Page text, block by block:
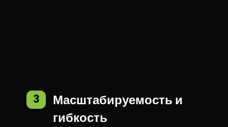
Масштабируемость и
гибкость
3